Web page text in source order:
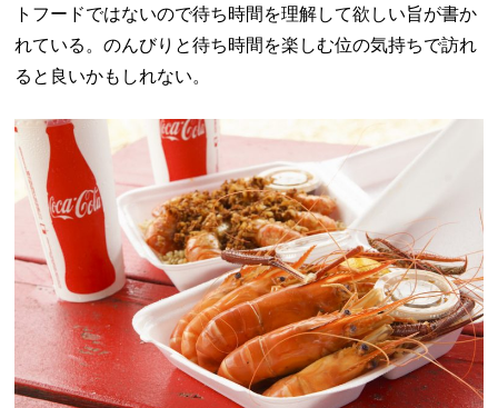
トフードではないので待ち時間を理解して欲しい旨が書か
れている。のんびりと待ち時間を楽しむ位の気持ちで訪れ
ると良いかもしれない。